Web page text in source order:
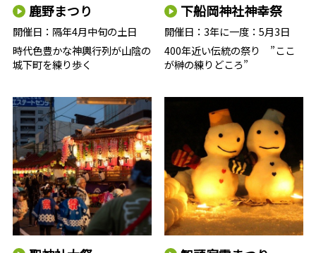
鹿野まつり
時代色豊かな神輿行列が山陰の
城下町を練り歩く
開催日： 隔年4月中旬の土日
下船岡神社神幸祭
400年近い伝統の祭り ”ここ
が榊の練りどころ”
開催日： 3年に一度：5月3日